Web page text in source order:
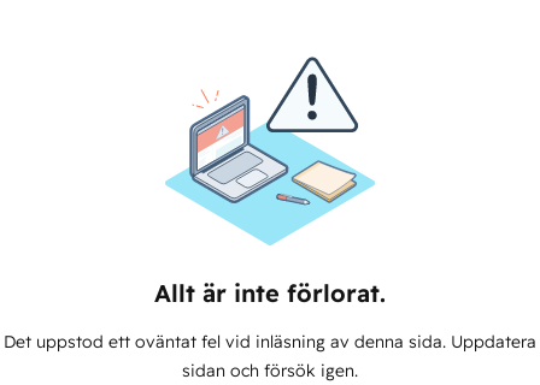
Allt är inte förlorat.
Det uppstod ett oväntat fel vid inläsning av denna sida. Uppdatera
sidan och försök igen.